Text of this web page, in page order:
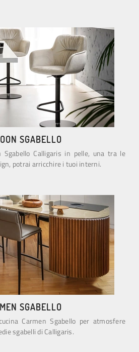
SGABELLO
Sgabello Calligaris in pelle, una tra le
potrai arricchire i tuoi interni.
SGABELLO
Carmen Sgabello per atmosfere
sgabelli di Calligaris.